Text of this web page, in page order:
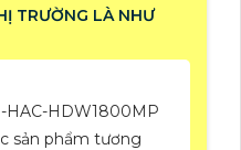
TRƯỜNG LÀ NHƯ
HAC-HDW1800MP
sản phẩm tương